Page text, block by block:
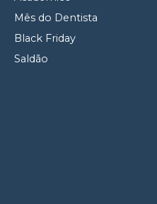
Mês do Dentista
Black Friday
Saldão